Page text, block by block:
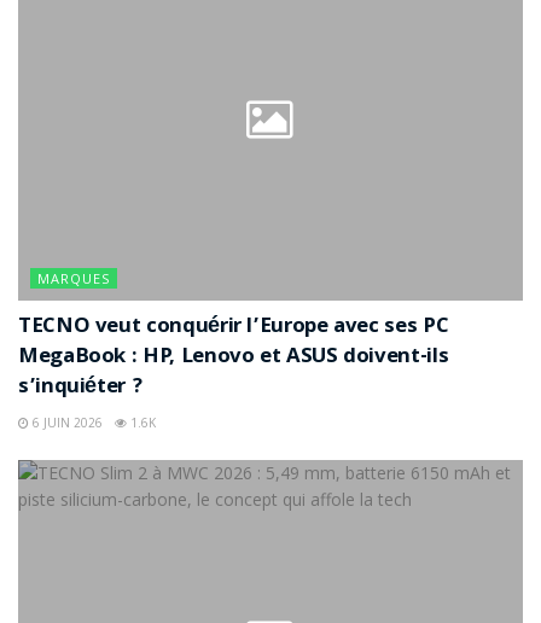
MARQUES
TECNO veut conquérir l’Europe avec ses PC
MegaBook : HP, Lenovo et ASUS doivent-ils
s’inquiéter ?
6 JUIN 2026 1.6K